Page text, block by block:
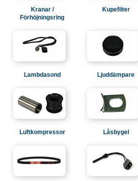
Kranar /
Förhöjningsring
Kupefilter
Lambdasond Ljuddämpare
Luftkompressor Låsbygel